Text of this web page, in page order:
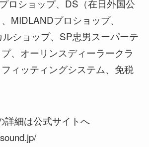
ロショップ、DS（在日外国公
MIDLANDプロショップ、
ショップ、SP忠男スーパーテ
、オーリンスディーラークラ
ィッティングシステム、免税
詳細は公式サイトへ